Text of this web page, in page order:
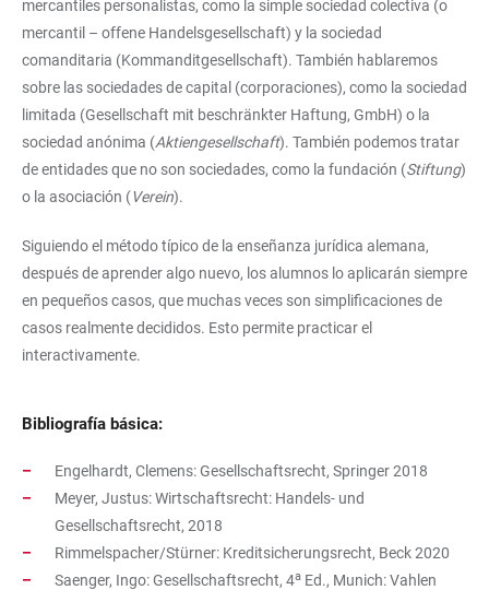
mercantiles personalistas, como la simple sociedad colectiva (o
mercantil – offene Handelsgesellschaft) y la sociedad
comanditaria (Kommanditgesellschaft). También hablaremos
sobre las sociedades de capital (corporaciones), como la sociedad
limitada (Gesellschaft mit beschränkter Haftung, GmbH) o la
sociedad anónima (Aktiengesellschaft). También podemos tratar
de entidades que no son sociedades, como la fundación (Stiftung)
o la asociación (Verein).
Siguiendo el método típico de la enseñanza jurídica alemana,
después de aprender algo nuevo, los alumnos lo aplicarán siempre
en pequeños casos, que muchas veces son simplificaciones de
casos realmente decididos. Esto permite practicar el
interactivamente.
Bibliografía básica:
Engelhardt, Clemens: Gesellschaftsrecht, Springer 2018
Meyer, Justus: Wirtschaftsrecht: Handels- und
Gesellschaftsrecht, 2018
Rimmelspacher/Stürner: Kreditsicherungsrecht, Beck 2020
Saenger, Ingo: Gesellschaftsrecht, 4a Ed., Munich: Vahlen